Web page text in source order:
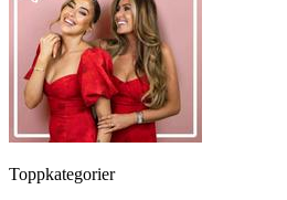
Toppkategorier